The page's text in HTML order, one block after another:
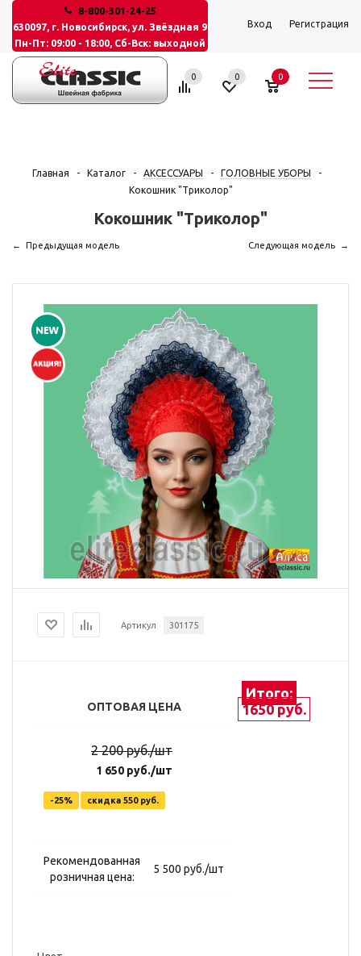
8-800-301-24-25
630097, г. Новосибирск, ул. Звёздная 9
Пн-Пт: 09:00 - 18:00, Сб-Вск: выходной
Вход Регистрация
0 0 0
Главная - Каталог - АКСЕССУАРЫ - ГОЛОВНЫЕ УБОРЫ
-
Кокошник "Триколор"
Кокошник "Триколор"
Артикул 301175
ОПТОВАЯ ЦЕНА
2 200 руб./шт
1 650 руб./шт
-25% скидка 550 руб.
Рекомендованная
розничная цена:
5 500 руб./шт
Итого:
1650 руб.
Предыдущая модель Следующая модель